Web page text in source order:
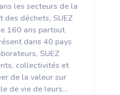
les secteurs de la
des déchets, SUEZ
160 ans partout
dans 40 pays
SUEZ
collectivités et
de la valeur sur
de vie de leurs